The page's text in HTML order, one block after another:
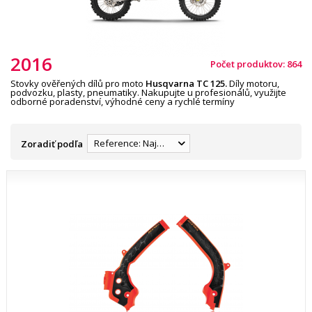
2016
Počet produktov: 864
Stovky ověřených dílů pro moto Husqvarna TC 125.Díly motoru,
podvozku, plasty, pneumatiky. Nakupujte u profesionálů, využijte
odborné poradenství, výhodné ceny a rychlé termíny
Zoradiť podľa Reference: Najnižšia